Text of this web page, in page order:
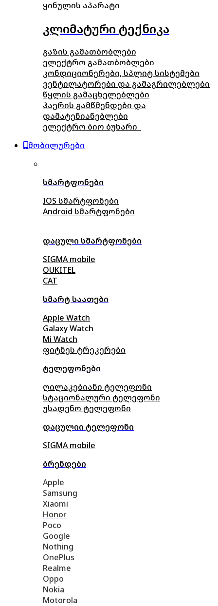
ყინულის აპარატი
კლიმატური ტექნიკა
გაზის გამათბობლები
ელექტრო გამათბობლები
კონდიციონერები, სპლიტ სისტემები
ვენტილატორები და გამაგრილებლები
წყლის გამაცხელებლები
ჰაერის გამწმენდები და
დამატენიანებლები
ელექტრო ბიო ბუხარი
მობილურები
სმარტფონები
IOS სმარტფონები
Android სმარტფონები
დაცული სმარტფონები
SIGMA mobile
OUKITEL
CAT
სმარტ საათები
Apple Watch
Galaxy Watch
Mi Watch
ფიტნეს ტრეკერები
ტელეფონები
ღილაკებიანი ტელეფონი
სტაციონალური ტელეფონი
უსადენო ტელეფონი
დაცულიი ტელეფონი
SIGMA mobile
ბრენდები
Apple
Samsung
Xiaomi
Honor
Poco
Google
Nothing
OnePlus
Realme
Oppo
Nokia
Motorola